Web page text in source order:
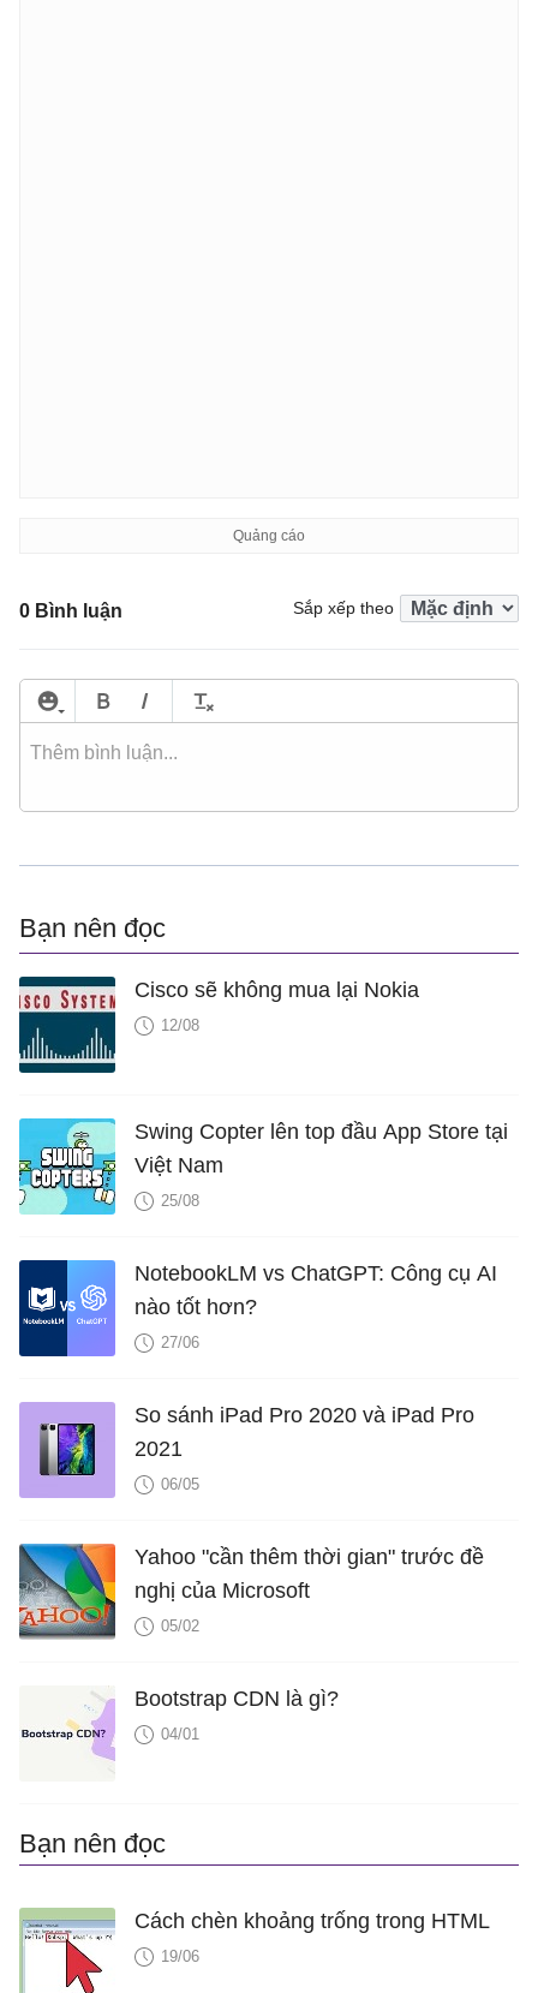
0 Bình luận Sắp xếp theo
Bạn nên đọc
Cisco sẽ không mua lại Nokia
12/08
Swing Copter lên top đầu App Store tại
Việt Nam
25/08
NotebookLM vs ChatGPT: Công cụ AI
nào tốt hơn?
27/06
So sánh iPad Pro 2020 và iPad Pro
2021
06/05
Yahoo "cần thêm thời gian" trước đề
nghị của Microsoft
05/02
Bootstrap CDN là gì?
04/01
Bạn nên đọc
Cách chèn khoảng trống trong HTML
19/06